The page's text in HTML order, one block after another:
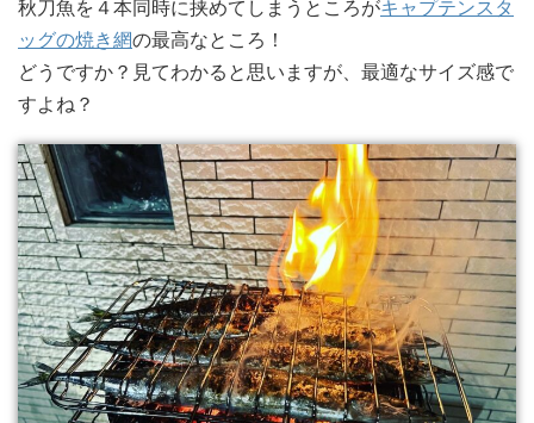
秋刀魚を４本同時に挟めてしまうところがキャプテンスタ
ッグの焼き網の最高なところ！
どうですか？見てわかると思いますが、最適なサイズ感で
すよね？